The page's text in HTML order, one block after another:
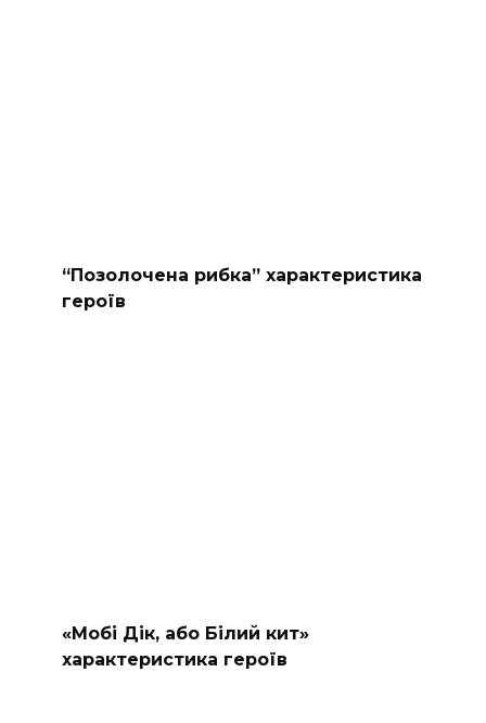
“Позолочена рибка” характеристика
героїв
«Мобі Дік, або Білий кит»
характеристика героїв